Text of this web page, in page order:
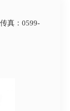
真：0599-